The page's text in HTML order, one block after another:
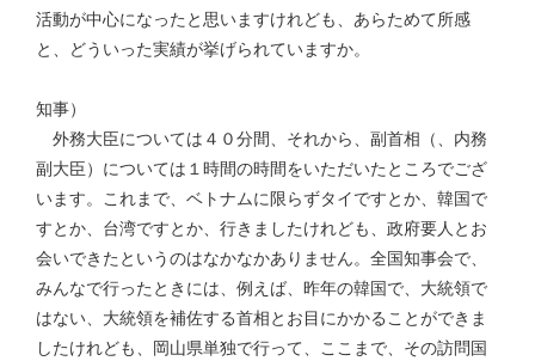
活動が中心になったと思いますけれども、あらためて所感
と、どういった実績が挙げられていますか。
知事）
外務大臣については４０分間、それから、副首相（、内務
副大臣）については１時間の時間をいただいたところでござ
います。これまで、ベトナムに限らずタイですとか、韓国で
すとか、台湾ですとか、行きましたけれども、政府要人とお
会いできたというのはなかなかありません。全国知事会で、
みんなで行ったときには、例えば、昨年の韓国で、大統領で
はない、大統領を補佐する首相とお目にかかることができま
したけれども、岡山県単独で行って、ここまで、その訪問国